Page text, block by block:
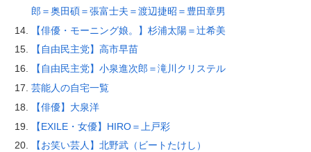
郎＝奥田碩＝張富士夫＝渡辺捷昭＝豊田章男
【俳優・モーニング娘。】杉浦太陽＝辻希美
【自由民主党】高市早苗
【自由民主党】小泉進次郎＝滝川クリステル
芸能人の自宅一覧
【俳優】大泉洋
【EXILE・女優】HIRO＝上戸彩
【お笑い芸人】北野武（ビートたけし）